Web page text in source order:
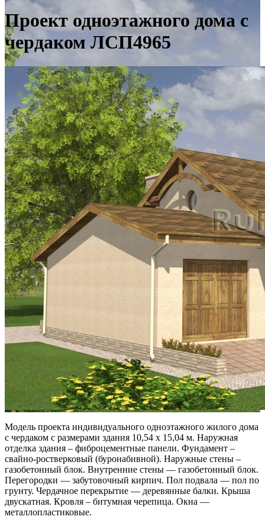
Проект одноэтажного дома с
чердаком ЛСП4965
Модель проекта индивидуального одноэтажного жилого дома
с чердаком с размерами здания 10,54 x 15,04 м. Наружная
отделка здания – фиброцементные панели. Фундамент –
свайно-ростверковый (буронабивной). Наружные стены –
газобетонный блок. Внутренние стены — газобетонный блок.
Перегородки — забутовочный кирпич. Пол подвала — пол по
грунту. Чердачное перекрытие — деревянные балки. Крыша
двускатная. Кровля – битумная черепица. Окна —
металлопластиковые.